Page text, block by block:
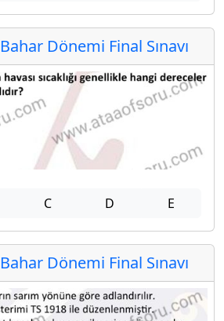
Dönemi Final Sınavı
C D E
Dönemi Final Sınavı